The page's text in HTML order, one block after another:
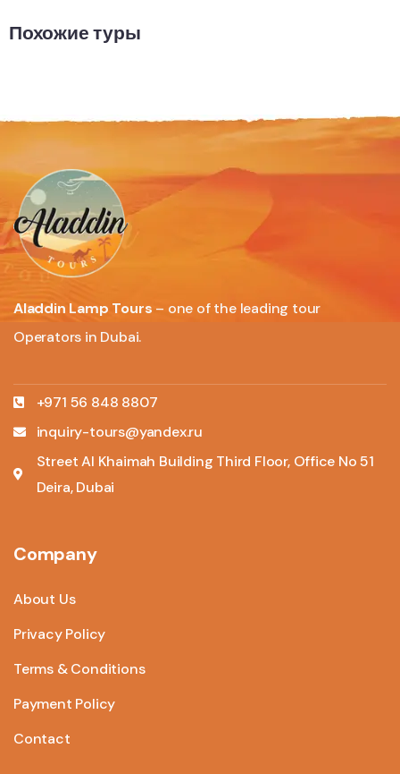
Похожие туры
Aladdin Lamp Tours – one of the leading tour
Operators in Dubai.
+971 56 848 8807
inquiry-tours@yandex.ru
Street Al Khaimah Building Third Floor, Office No 51
Deira, Dubai
Company
About Us
Privacy Policy
Terms & Conditions
Payment Policy
Contact